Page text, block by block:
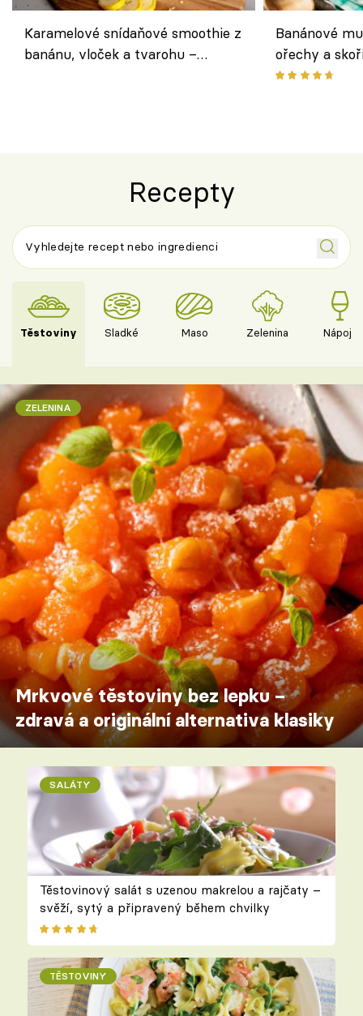
Karamelové snídaňové smoothie z
banánu, vloček a tvarohu –
Banánové
ořechy a
Recepty
Těstoviny Sladké Maso Zelenina Nápoje
ZELENINA
Mrkvové těstoviny bez lepku –
zdravá a originální alternativa klasiky
SALÁTY
Těstovinový salát s uzenou makrelou a rajčaty –
svěží, sytý a připravený během chvilky
TĚSTOVINY